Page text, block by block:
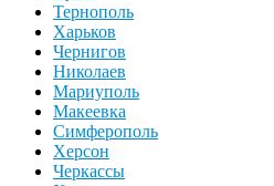
Тернополь
Харьков
Чернигов
Николаев
Мариуполь
Макеевка
Симферополь
Херсон
Черкассы